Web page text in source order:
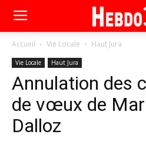
Accueil Vie Locale Haut Jura
Vie Locale Haut Jura
Annulation des
de vœux de
Dalloz